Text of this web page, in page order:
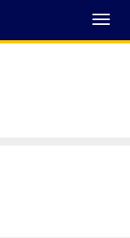
Abrir
Menu